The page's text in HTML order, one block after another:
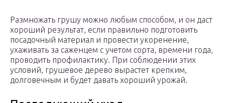
Размножать грушу можно любым способом, и он даст
хороший результат, если правильно подготовить
посадочный материал и провести укоренение,
ухаживать за саженцем с учетом сорта, времени года,
проводить профилактику. При соблюдении этих
условий, грушевое дерево вырастет крепким,
долговечным и будет давать хороший урожай.